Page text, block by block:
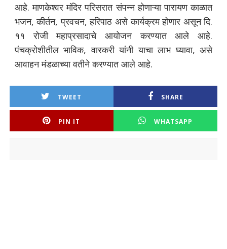
आहे. माणकेश्वर मंदिर परिसरात संपन्न होणाऱ्या पारायण काळात
भजन, कीर्तन, प्रवचन, हरिपाठ असे कार्यक्रम होणार असून दि.
११ रोजी महाप्रसादाचे आयोजन करण्यात आले आहे.
पंचक्रोशीतील भाविक, वारकरी यांनी याचा लाभ घ्यावा, असे
आवाहन मंडळाच्या वतीने करण्यात आले आहे.
TWEET SHARE
PIN IT WHATSAPP